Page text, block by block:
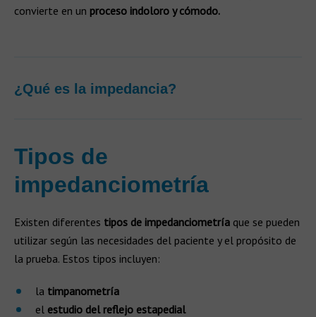
convierte en un proceso indoloro y cómodo.
¿Qué es la impedancia?
Tipos de
impedanciometría
Existen diferentes tipos de impedanciometría que se pueden
utilizar según las necesidades del paciente y el propósito de
la prueba. Estos tipos incluyen:
la timpanometría
el estudio del reflejo estapedial